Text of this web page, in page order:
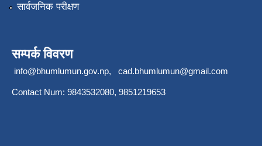
सार्वजनिक परीक्षण
सम्पर्क विवरण
info@bhumlumun.gov.np, cad.bhumlumun@gmail.com
Contact Num: 9843532080, 9851219653